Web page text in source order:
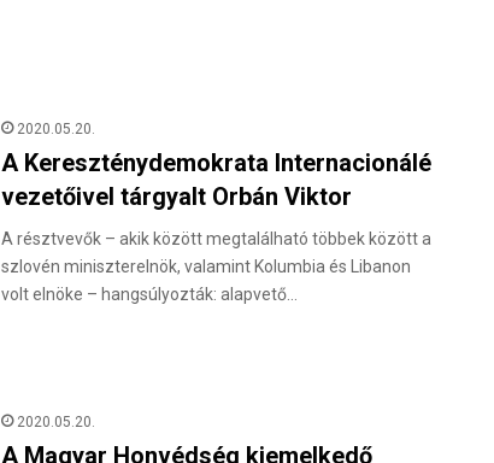
2020.05.20.
A Kereszténydemokrata Internacionálé
vezetőivel tárgyalt Orbán Viktor
A résztvevők – akik között megtalálható többek között a
szlovén miniszterelnök, valamint Kolumbia és Libanon
volt elnöke – hangsúlyozták: alapvető…
2020.05.20.
A Magyar Honvédség kiemelkedő